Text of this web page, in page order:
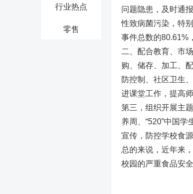
行业热点
零售
问题隐患，及时通
性致病菌污染，特
事件总数的80.61%
二、配合教育、市
购、储存、加工、
防控制、社区卫生
进课堂工作，提高
第三，组织开展主
养周、“520”中国
宣传，防控学校食
总的来说，近年来
校园的严重食品安